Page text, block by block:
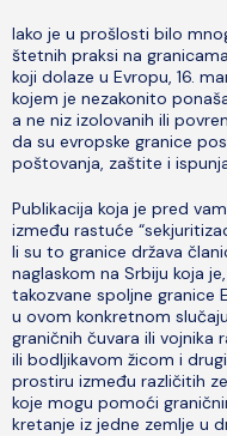
Iako je u prošlosti bilo
štetnih praksi na
koji dolaze u Evropu, 16.
kojem je nezakonito
a ne niz izolovanih ili
da su evropske granice
poštovanja, zaštite i
Publikacija koja je pred
između rastuće
li su to granice država
naglaskom na Srbiju koja
takozvane spoljne granice
u ovom konkretnom
graničnih čuvara ili vojnika
ili bodljikavom žicom i
prostiru između različitih
koje mogu pomoći
kretanje iz jedne zemlje u